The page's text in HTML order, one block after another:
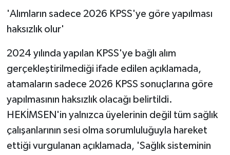
'Alımların sadece 2026 KPSS'ye göre yapılması
haksızlık olur'
2024 yılında yapılan KPSS'ye bağlı alım
gerçekleştirilmediği ifade edilen açıklamada,
atamaların sadece 2026 KPSS sonuçlarına göre
yapılmasının haksızlık olacağı belirtildi.
HEKİMSEN'in yalnızca üyelerinin değil tüm sağlık
çalışanlarının sesi olma sorumluluğuyla hareket
ettiği vurgulanan açıklamada, 'Sağlık sisteminin
SPOR HABERLERİ
Turizm
YAŞAM
YEREL